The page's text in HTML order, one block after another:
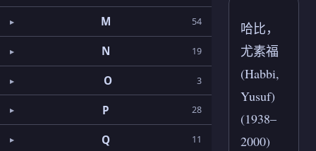
M 54
N 19
O 3
P 28
Q 11
哈比，
尤素福
(Habbi,
Yusuf)
(1938–
2000)